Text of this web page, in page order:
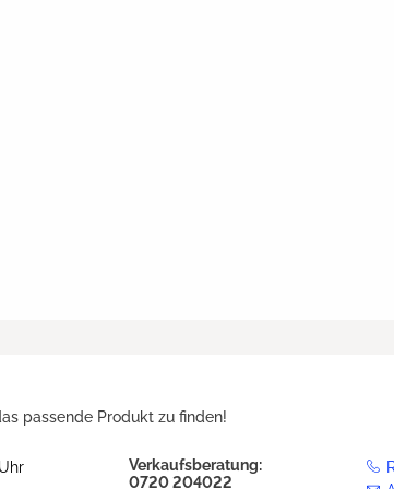
passende Produkt zu finden!
Verkaufsberatung:
0720 204022